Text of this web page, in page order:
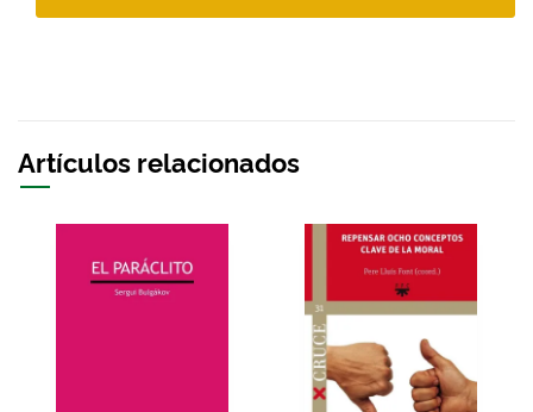
Artículos relacionados